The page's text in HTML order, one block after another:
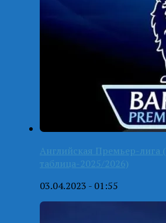
Английская Премьер-лига
таблица-2025/2026)
03.04.2023 - 01:55